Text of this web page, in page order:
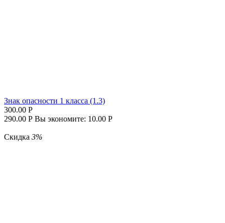
Знак опасности 1 класса (1.3)
300.00 Р
290.00 Р Вы экономите: 10.00 Р
Скидка 3%